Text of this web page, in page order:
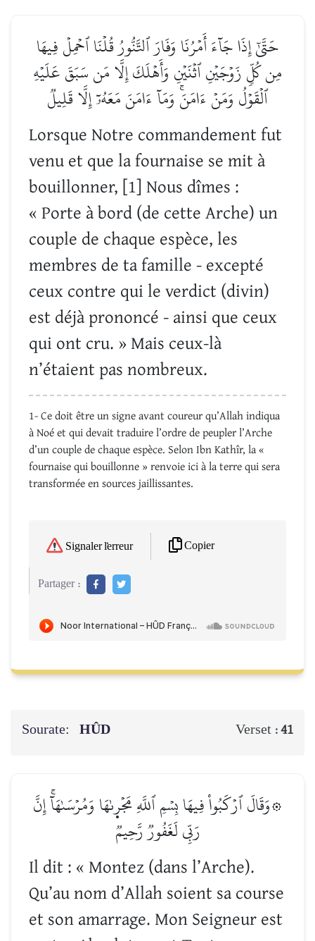
حَتَّىٰٓ إِذَا جَآءَ أَمۡرُنَا وَفَارَ ٱلتَّنُّورُ قُلۡنَا ٱحۡمِلۡ فِيهَا
مِن كُلّٖ زَوۡجَيۡنِ ٱثۡنَيۡنِ وَأَهۡلَكَ إِلَّا مَن سَبَقَ عَلَيۡهِ
ٱلۡقَوۡلُ وَمَنۡ ءَامَنَۚ وَمَآ ءَامَنَ مَعَهُۥٓ إِلَّا قَلِيلٞ
Lorsque Notre commandement fut
venu et que la fournaise se mit à
bouillonner, [1] Nous dîmes :
« Porte à bord (de cette Arche) un
couple de chaque espèce, les
membres de ta famille - excepté
ceux contre qui le verdict (divin)
est déjà prononcé - ainsi que ceux
qui ont cru. » Mais ceux-là
n’étaient pas nombreux.
1- Ce doit être un signe avant coureur qu’Allah indiqua
à Noé et qui devait traduire l’ordre de peupler l’Arche
d’un couple de chaque espèce. Selon Ibn Kathîr, la «
fournaise qui bouillonne » renvoie ici à la terre qui sera
transformée en sources jaillissantes.
Signaler l'erreur Copier
Partager :
Sourate: HÛD Verset :41
۞وَقَالَ ٱرۡكَبُواْ فِيهَا بِسۡمِ ٱللَّهِ مَجۡرٜىٰهَا وَمُرۡسَىٰهَآۚ إِنَّ
رَبِّي لَغَفُورٞ رَّحِيمٞ
Il dit : « Montez (dans l’Arche).
Qu’au nom d’Allah soient sa course
et son amarrage. Mon Seigneur est